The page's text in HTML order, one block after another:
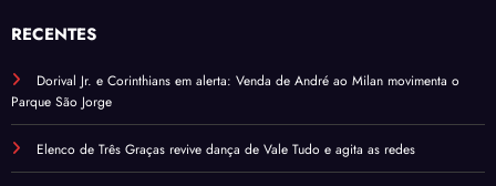
RECENTES
Dorival Jr. e Corinthians em alerta: Venda de André ao Milan movimenta o
Parque São Jorge
Elenco de Três Graças revive dança de Vale Tudo e agita as redes